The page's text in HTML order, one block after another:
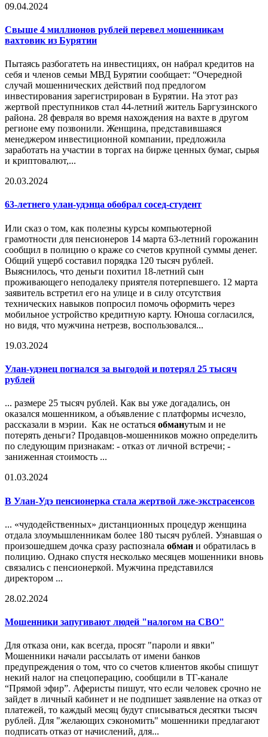
09.04.2024
Свыше 4 миллионов рублей перевел мошенникам
вахтовик из Бурятии
Пытаясь разбогатеть на инвестициях, он набрал кредитов на
себя и членов семьи МВД Бурятии сообщает: “Очередной
случай мошеннических действий под предлогом
инвестирования зарегистрирован в Бурятии. На этот раз
жертвой преступников стал 44-летний житель Баргузинского
района. 28 февраля во время нахождения на вахте в другом
регионе ему позвонили. Женщина, представившаяся
менеджером инвестиционной компании, предложила
заработать на участии в торгах на бирже ценных бумаг, сырья
и криптовалют,...
20.03.2024
63-летнего улан-удэнца обобрал сосед-студент
Или сказ о том, как полезны курсы компьютерной
грамотности для пенсионеров 14 марта 63-летний горожанин
сообщил в полицию о краже со счетов крупной суммы денег.
Общий ущерб составил порядка 120 тысяч рублей.
Выяснилось, что деньги похитил 18-летний сын
проживающего неподалеку приятеля потерпевшего. 12 марта
заявитель встретил его на улице и в силу отсутствия
технических навыков попросил помочь оформить через
мобильное устройство кредитную карту. Юноша согласился,
но видя, что мужчина нетрезв, воспользовался...
19.03.2024
Улан-удэнец погнался за выгодой и потерял 25 тысяч
рублей
... размере 25 тысяч рублей. Как вы уже догадались, он
оказался мошенником, а объявление с платформы исчезло,
рассказали в мэрии. Как не остаться обманутым и не
потерять деньги? Продавцов-мошенников можно определить
по следующим признакам: - отказ от личной встречи; -
заниженная стоимость ...
01.03.2024
В Улан-Удэ пенсионерка стала жертвой лже-экстрасенсов
... «чудодейственных» дистанционных процедур женщина
отдала злоумышленникам более 180 тысяч рублей. Узнавшая о
произошедшем дочка сразу распознала обман и обратилась в
полицию. Однако спустя несколько месяцев мошенники вновь
связались с пенсионеркой. Мужчина представился
директором ...
28.02.2024
Мошенники запугивают людей "налогом на СВО"
Для отказа они, как всегда, просят "пароли и явки"
Мошенники начали рассылать от имени банков
предупреждения о том, что со счетов клиентов якобы спишут
некий налог на спецоперацию, сообщили в ТГ-канале
“Прямой эфир”. Аферисты пишут, что если человек срочно не
зайдет в личный кабинет и не подпишет заявление на отказ от
платежей, то каждый месяц будут списываться десятки тысяч
рублей. Для "желающих сэкономить" мошенники предлагают
подписать отказ от начислений, для...